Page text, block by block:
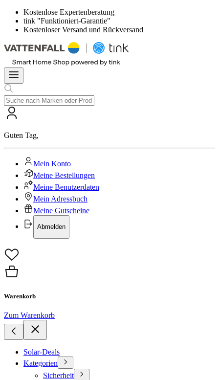
Kostenlose Expertenberatung
tink "Funktioniert-Garantie"
Kostenloser Versand und Rückversand
Guten Tag,
Mein Konto
Meine Bestellungen
Meine Benutzerdaten
Mein Adressbuch
Meine Gutscheine
Abmelden
Warenkorb
Zum Warenkorb
Solar-Deals
Kategorien
Sicherheit